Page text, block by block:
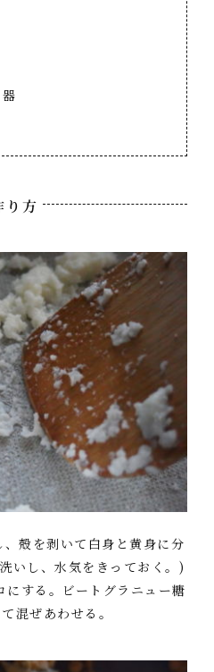
り方
殻を剥いて白身と黄身に分
いし、水気をきっておく。)
にする。ビートグラニュー糖
混ぜあわせる。